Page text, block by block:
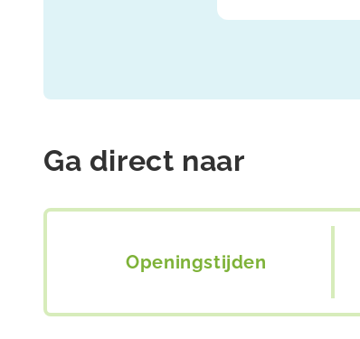
Ga direct naar
Openingstijden